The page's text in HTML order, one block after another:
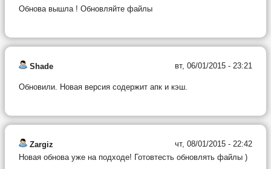
Обнова вышла ! Обновляйте файлы
Shade вт, 06/01/2015 - 23:21
Обновили. Новая версия содержит апк и кэш.
Zargiz
чт, 08/01/2015 - 22:42
Новая обнова уже на подходе! Готовтесть обновлять файлы )